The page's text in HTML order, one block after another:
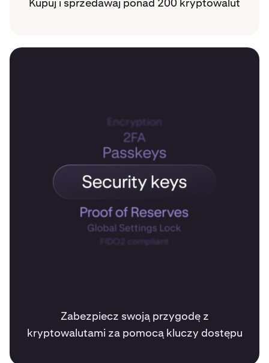
Kupuj i sprzedawaj ponad 200 kryptowalut
Zabezpiecz swoją przygodę z
kryptowalutami za pomocą kluczy dostępu